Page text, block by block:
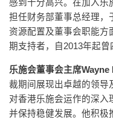
感到十分高兴。在加入乐
担任财务部董事总经理，
资源配置及董事会职能方
期支持者，自2013年起曾
乐施会董事会主席
裁期间展现出卓越的领导
对香港乐施会运作的深入
并保持稳健发展。他积极